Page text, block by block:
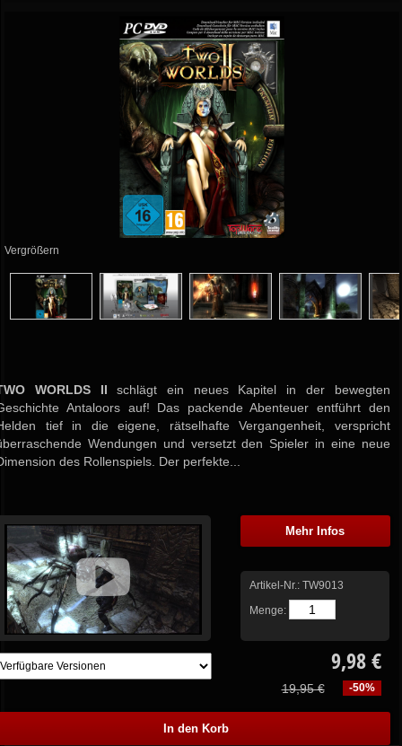
Vergrößern
WORLDS II schlägt ein neues Kapitel in der bewegten
Antaloors auf! Das packende Abenteuer entführt den
tief in die eigene, rätselhafte Vergangenheit, verspricht
Wendungen und versetzt den Spieler in eine neue
des Rollenspiels. Der perfekte...
Mehr Infos
Artikel-Nr.: TW9013
Menge:
9,98 €
-50%
19,95 €